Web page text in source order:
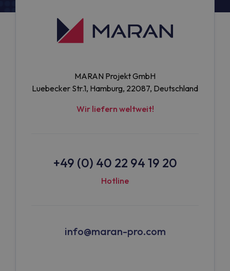
MARAN Projekt GmbH
Luebecker Str.1, Hamburg, 22087, Deutschland
Wir liefern weltweit!
+49 (0) 40 22 94 19 20
Hotline
info@maran-pro.com